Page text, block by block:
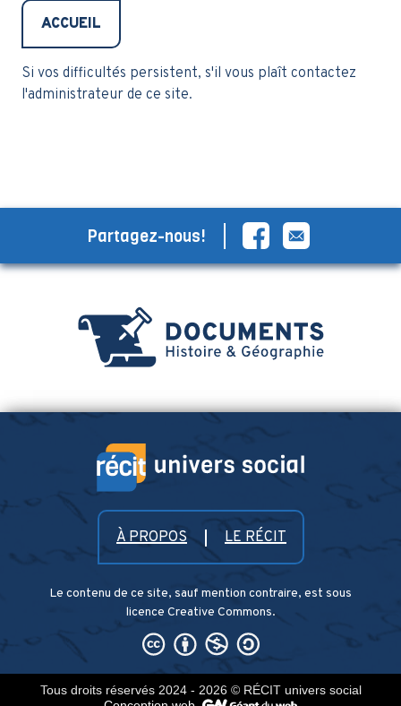
ACCUEIL
Si vos difficultés persistent, s'il vous plaît contactez
l'administrateur de ce site.
À PROPOS LE RÉCIT
Le contenu de ce site, sauf mention contraire, est sous
licence Creative Commons.
Partagez-nous!
Tous droits réservés 2024 - 2026 © RÉCIT univers social